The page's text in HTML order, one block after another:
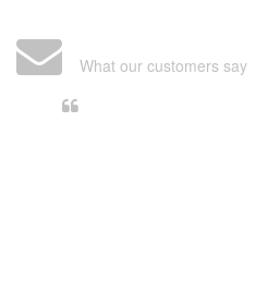
What our customers say